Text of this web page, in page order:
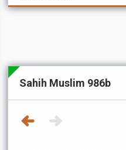
Sahih Muslim 986b